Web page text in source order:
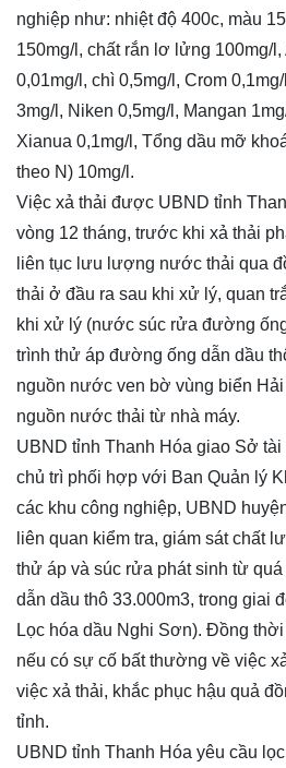
nghiệp như: nhiệt độ 400c, màu
150mg/l, chất rắn lơ lửng 100mg/
0,01mg/l, chì 0,5mg/l, Crom
3mg/l, Niken 0,5mg/l, Mangan
Xianua 0,1mg/l, Tổng dầu mỡ
theo N) 10mg/l.
Việc xả thải được UBND tỉnh
vòng 12 tháng, trước khi xả thải
liên tục lưu lượng nước thải qua
thải ở đầu ra sau khi xử lý, quan
khi xử lý (nước súc rửa đường
trình thử áp đường ống dẫn dầu
nguồn nước ven bờ vùng biển
nguồn nước thải từ nhà máy.
UBND tỉnh Thanh Hóa giao Sở
chủ trì phối hợp với Ban Quản lý
các khu công nghiệp, UBND
liên quan kiểm tra, giám sát chất
thử áp và súc rửa phát sinh từ
dẫn dầu thô 33.000m3, trong giai
Lọc hóa dầu Nghi Sơn). Đồng
nếu có sự cố bất thường về việc
việc xả thải, khắc phục hậu quả
tỉnh.
UBND tỉnh Thanh Hóa yêu cầu